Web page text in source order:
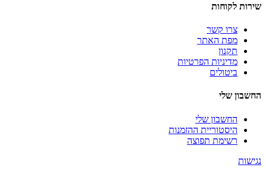
שירות לקוחות
צרו קשר
מפת האתר
תקנון
מדיניות הפרטיות
ביטולים
החשבון שלי
החשבון שלי
היסטוריית ההזמנות
רשימת תפוצה
נגישות